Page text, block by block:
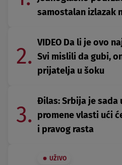
samostalan izlazak
2.
VIDEO Da li je ovo
Svi mislili da gubi,
prijatelja u šoku
3.
Đilas: Srbija je sada
promene vlasti ući
i pravog rasta
UŽIVO